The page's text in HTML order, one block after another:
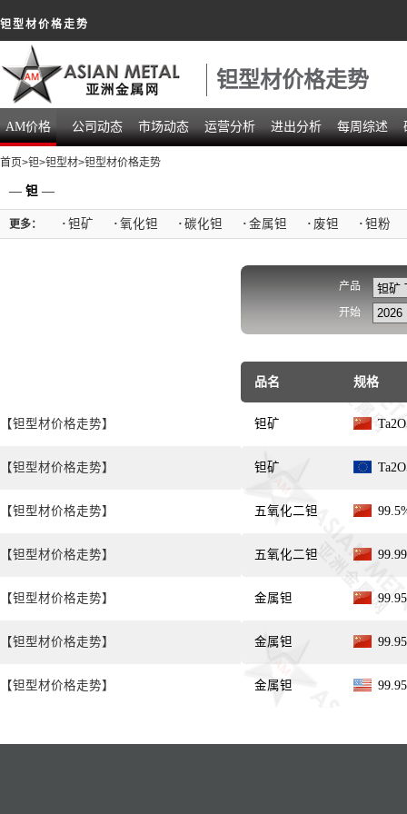
钽型材价格走势
钽型材价格走势
AM价格 公司动态 市场动态 运营分析 进出分析 每周综述
首页>钽>钽型材>钽型材价格走势
— 钽 —
更多： · 钽矿 · 氧化钽 · 碳化钽 · 金属钽 · 废钽 · 钽粉
【钽型材价格走势】
【钽型材价格走势】
【钽型材价格走势】
【钽型材价格走势】
【钽型材价格走势】
【钽型材价格走势】
【钽型材价格走势】
产品
开始
品名 规格
钽矿
钽矿
五氧化二钽
五氧化二钽
金属钽
金属钽
金属钽